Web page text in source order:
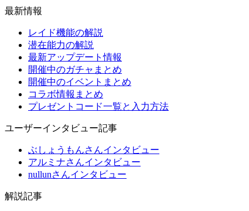
最新情報
レイド機能の解説
潜在能力の解説
最新アップデート情報
開催中のガチャまとめ
開催中のイベントまとめ
コラボ情報まとめ
プレゼントコード一覧と入力方法
ユーザーインタビュー記事
ぶしょうもんさんインタビュー
アルミナさんインタビュー
nullunさんインタビュー
解説記事